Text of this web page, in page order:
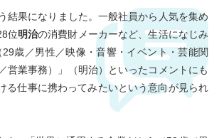
結果になりました。一般社員から人気を集め
位明治の消費財メーカーなど、生活になじみ
歳／男性／映像・音響・イベント・芸能関
営業事務）」（明治）といったコメントにも
る仕事に携わってみたいという意向が見られ